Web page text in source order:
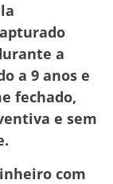
a
a 9 anos e
fechado,
e sem
com